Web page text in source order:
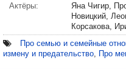
Актёры:
Яна Чигир,
Новицкий,
Корсакова,
Про семью и семейные
измену и предательство, Про